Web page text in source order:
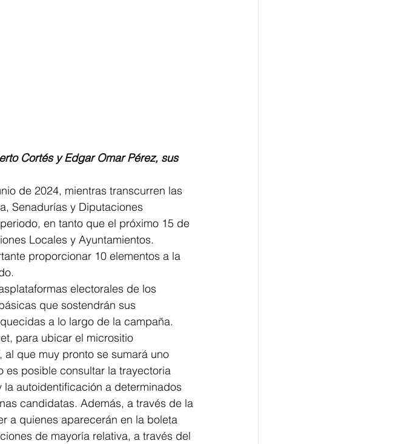
Cortés y Edgar Omar Pérez, sus
de 2024, mientras transcurren las
Senadurías y Diputaciones
en tanto que el próximo 15 de
Locales y Ayuntamientos.
proporcionar 10 elementos a la
electorales de los
que sostendrán sus
a lo largo de la campaña.
para ubicar el micrositio
que muy pronto se sumará uno
es posible consultar la trayectoria
autoidentificación a determinados
candidatas. Además, a través de la
a quienes aparecerán en la boleta
de mayoría relativa, a través del